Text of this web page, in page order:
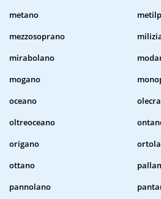
metano
mezzosoprano
mirabolano
mogano
oceano
oltreoceano
origano
ottano
pannolano